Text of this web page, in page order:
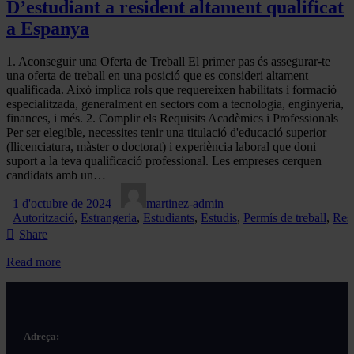
D’estudiant a resident altament qualificat
a Espanya
1. Aconseguir una Oferta de Treball El primer pas és assegurar-te
una oferta de treball en una posició que es consideri altament
qualificada. Això implica rols que requereixen habilitats i formació
especialitzada, generalment en sectors com a tecnologia, enginyeria,
finances, i més. 2. Complir els Requisits Acadèmics i Professionals
Per ser elegible, necessites tenir una titulació d'educació superior
(llicenciatura, màster o doctorat) i experiència laboral que doni
suport a la teva qualificació professional. Les empreses cerquen
candidats amb un…
1 d'octubre de 2024
martinez-admin
Autorització, Estrangeria, Estudiants, Estudis, Permís de treball,
Share
Read more
Adreça: